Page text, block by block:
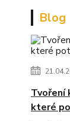
Blog
Tvoření
které